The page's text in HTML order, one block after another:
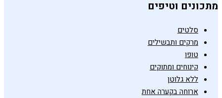
מתכונים וטיפים
סלטים
מרקים ותבשילים
טופו
קינוחים ומתוקים
ללא גלוטן
ארוחה בקערה אחת